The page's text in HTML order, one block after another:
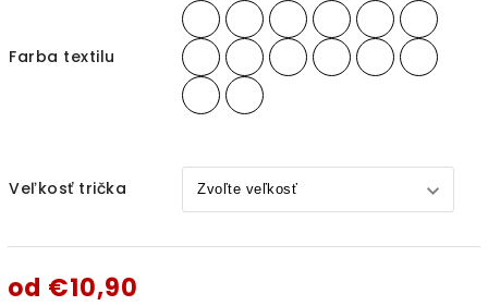
Farba textilu
Veľkosť trička
od €10,90